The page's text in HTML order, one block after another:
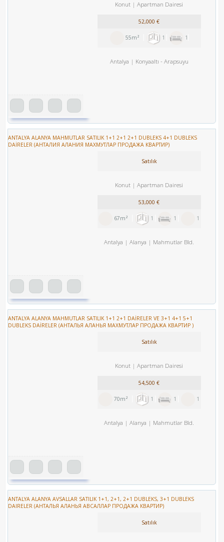
Konut Apartman Dairesi
52,000 €
55m² 1 1
Antalya Konyaaltı - Arapsuyu
ANTALYA ALANYA MAHMUTLAR SATILIK 1+1 2+1 2+1 DUBLEKS 4+1 DUBLEKS
DAİRELER (АНТАЛИЯ АЛАНИЯ МАХМУТЛАР ПРОДАЖА КВАРТИР)
Satılık
Konut Apartman Dairesi
53,000 €
67m² 1 1 1
Antalya Alanya Mahmutlar Bld.
ANTALYA ALANYA MAHMUTLAR SATILIK 1+1 2+1 DAİRELER VE 3+1 4+1 5+1
DUBLEKS DAİRELER (АНТАЛЬЯ АЛАНЬЯ МАХМУТЛАР ПРОДАЖА КВАРТИР )
Satılık
Konut Apartman Dairesi
54,500 €
70m² 1 1 1
Antalya Alanya Mahmutlar Bld.
ANTALYA ALANYA AVSALLAR SATILIK 1+1, 2+1, 2+1 DUBLEKS, 3+1 DUBLEKS
DAIRELER (АНТАЛЬЯ АЛАНЬЯ АВСАЛЛАР ПРОДАЖА КВАРТИР)
Satılık